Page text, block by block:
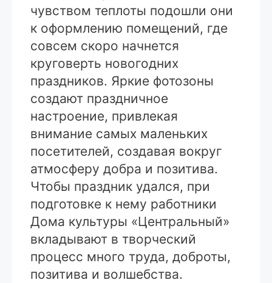
чувством теплоты подошли они
к оформлению помещений, где
совсем скоро начнется
круговерть новогодних
праздников. Яркие фотозоны
создают праздничное
настроение, привлекая
внимание самых маленьких
посетителей, создавая вокруг
атмосферу добра и позитива.
Чтобы праздник удался, при
подготовке к нему работники
Дома культуры «Центральный»
вкладывают в творческий
процесс много труда, доброты,
позитива и волшебства.